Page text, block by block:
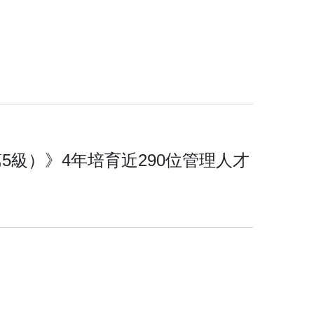
級）》4年培育近290位管理人才